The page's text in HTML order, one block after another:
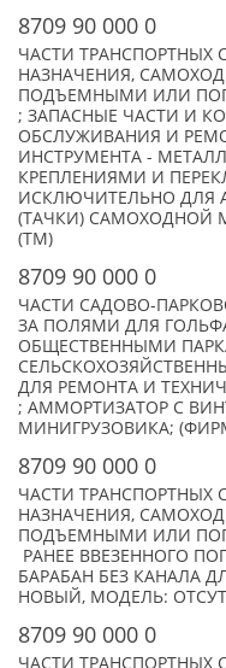
8709 90 000 0
ЧАСТИ
НАЗНАЧЕНИЯ,
ПОДЪЕМНЫМИ ИЛИ
; ЗАПАСНЫЕ ЧАCТИ И
ОБСЛУЖИВАНИЯ И
ИНСТРУМЕНТА -
КРЕПЛЕНИЯМИ И
ИСКЛЮЧИТЕЛЬНО ДЛЯ
(ТАЧКИ) САМОХОДНОЙ
(TM)
8709 90 000 0
ЧАСТИ САДОВО-
ЗА ПОЛЯМИ ДЛЯ
ОБЩЕСТВЕННЫМИ
ДЛЯ РЕМОНТА И
; АММОРТИЗАТОР С
МИНИГРУЗОВИКА;
8709 90 000 0
ЧАСТИ
НАЗНАЧЕНИЯ,
ПОДЪЕМНЫМИ ИЛИ
РАНЕЕ ВВЕЗЕННОГО
БАРАБАН БЕЗ КАНАЛА
НОВЫЙ, МОДЕЛЬ:
8709 90 000 0
ЧАСТИ